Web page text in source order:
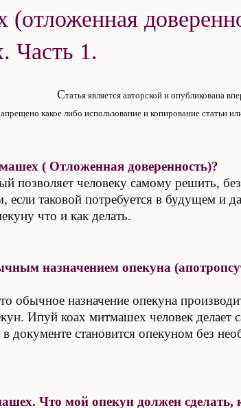
Часть 1.
Статья является авторской и опубликована
какое либо использование и копирование статьи
( Отложенная доверенность)?
позволяет человеку самому решить,
если таковой потребуется в будущем и
что и как делать.
назначением опекуна
обычное назначение опекуна
Ипуй коах митмашех человек делает
документе становится опекуном без
Что мой опекун должен сделать,